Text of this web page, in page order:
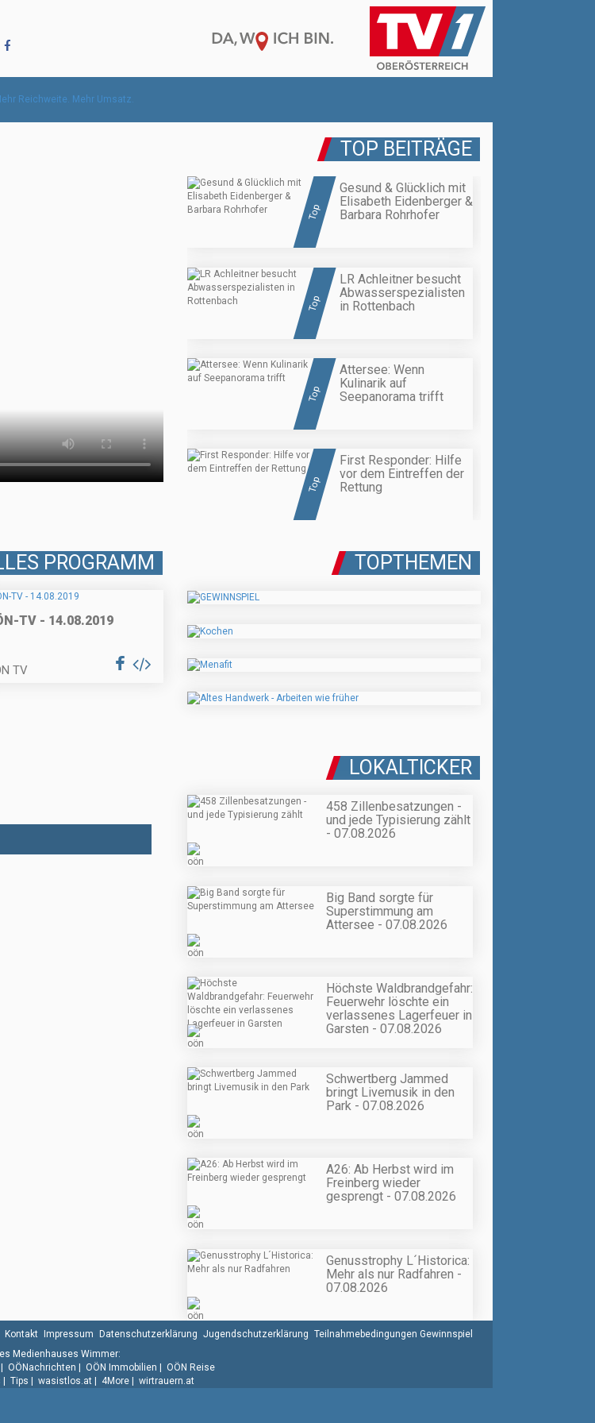
TOP BEITRÄGE
Top
Gesund & Glücklich mit
Elisabeth Eidenberger &
Barbara Rohrhofer
Top
LR Achleitner besucht
Abwasserspezialisten
in Rottenbach
Top
Attersee: Wenn
Kulinarik auf
Seepanorama trifft
Top
First Responder: Hilfe
vor dem Eintreffen der
Rettung
PROGRAMM
TV - 14.08.2019
TV
TOPTHEMEN
LOKALTICKER
458 Zillenbesatzungen -
und jede Typisierung zählt
- 07.08.2026
Big Band sorgte für
Superstimmung am
Attersee - 07.08.2026
Höchste Waldbrandgefahr:
Feuerwehr löschte ein
verlassenes Lagerfeuer in
Garsten - 07.08.2026
Schwertberg Jammed
bringt Livemusik in den
Park - 07.08.2026
A26: Ab Herbst wird im
Freinberg wieder
gesprengt - 07.08.2026
Genusstrophy L´Historica:
Mehr als nur Radfahren -
07.08.2026
Kontakt Impressum Datenschutzerklärung Jugendschutzerklärung Teilnahmebedingungen Gewinnspiel
Medienhauses Wimmer:
| OÖNachrichten | OÖN Immobilien | OÖN Reise
| Tips | wasistlos.at | 4More | wirtrauern.at